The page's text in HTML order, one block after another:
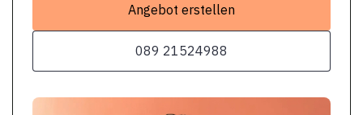
Angebot erstellen
089 21524988